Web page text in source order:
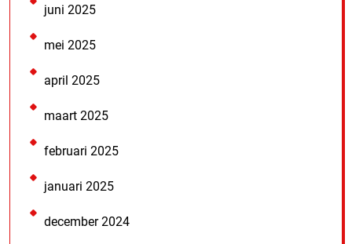
juni 2025
mei 2025
april 2025
maart 2025
februari 2025
januari 2025
december 2024